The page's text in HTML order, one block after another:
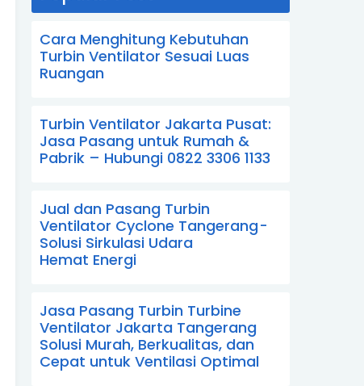
Cara Menghitung Kebutuhan
Turbin Ventilator Sesuai Luas
Ruangan
Turbin Ventilator Jakarta Pusat:
Jasa Pasang untuk Rumah &
Pabrik – Hubungi 0822 3306 1133
Jual dan Pasang Turbin
Ventilator Cyclone Tangerang -
Solusi Sirkulasi Udara
Hemat Energi
Jasa Pasang Turbin Turbine
Ventilator Jakarta Tangerang
Solusi Murah, Berkualitas, dan
Cepat untuk Ventilasi Optimal